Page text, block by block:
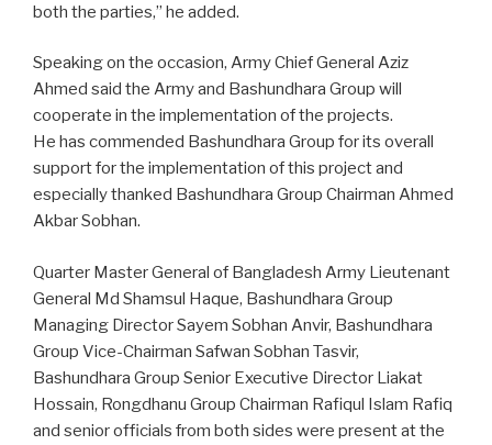
both the parties,” he added.
Speaking on the occasion, Army Chief General Aziz
Ahmed said the Army and Bashundhara Group will
cooperate in the implementation of the projects.
He has commended Bashundhara Group for its overall
support for the implementation of this project and
especially thanked Bashundhara Group Chairman Ahmed
Akbar Sobhan.
Quarter Master General of Bangladesh Army Lieutenant
General Md Shamsul Haque, Bashundhara Group
Managing Director Sayem Sobhan Anvir, Bashundhara
Group Vice-Chairman Safwan Sobhan Tasvir,
Bashundhara Group Senior Executive Director Liakat
Hossain, Rongdhanu Group Chairman Rafiqul Islam Rafiq
and senior officials from both sides were present at the